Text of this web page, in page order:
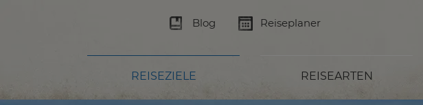
Blog Reiseplaner
REISEZIELE REISEARTEN